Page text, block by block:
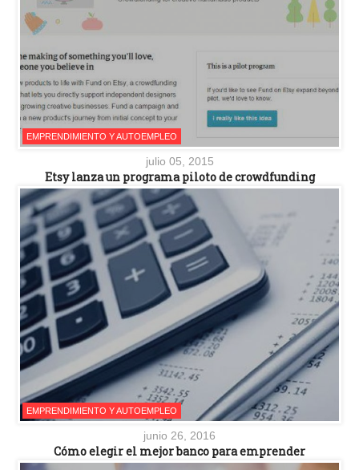
EMPRENDIMIENTO Y AUTOEMPLEO
julio 05, 2015
Etsy lanza un programa piloto de crowdfunding
EMPRENDIMIENTO Y AUTOEMPLEO
junio 26, 2016
Cómo elegir el mejor banco para emprender